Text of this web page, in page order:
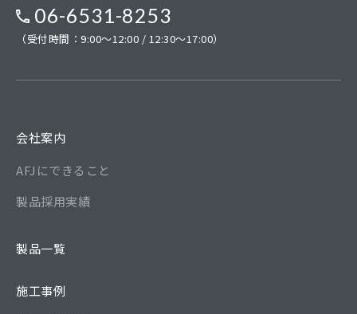
会社案内
AFJにできること
製品採用実績
製品一覧
施工事例
06-6531-8253
（受付時間：9:00～12:00 / 12:30～17:00）